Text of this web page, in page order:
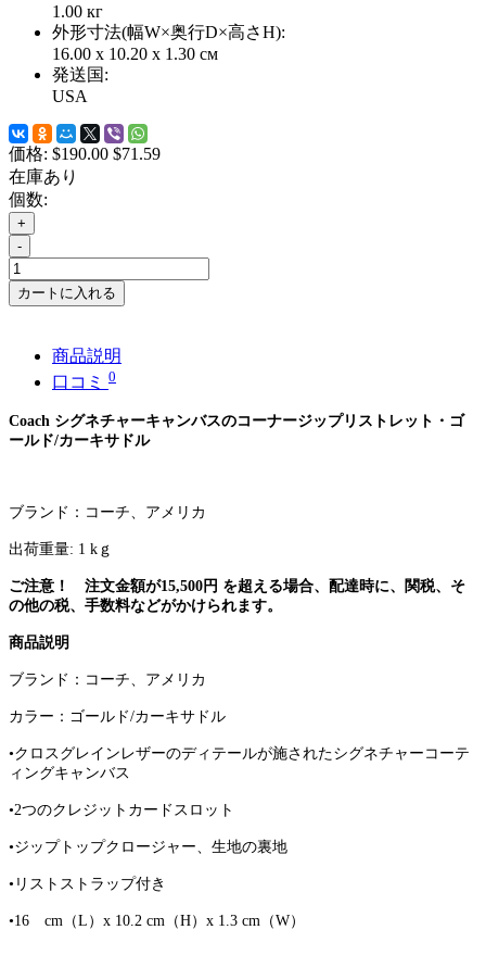
1.00 кг
外形寸法(幅W×奥行D×高さH):
16.00 x 10.20 x 1.30 см
発送国:
USA
価格: $190.00 $71.59
在庫あり
個数:
+
-
カートに入れる
商品説明
口コミ 0
Coach シグネチャーキャンバスのコーナージップリストレット・ゴ
ールド/カーキサドル
ブランド：コーチ、アメリカ
出荷重量: 1 k ｇ
ご注意！ 注文金額が15,500 円 を超える場合、配達時に、関税、そ
の他の税、手数料などがかけられます。
商品説明
ブランド：コーチ、アメリカ
カラー：ゴールド/カーキサドル
•クロスグレインレザーのディテールが施されたシグネチャーコーテ
ィングキャンバス
•2つのクレジットカードスロット
•ジップトップクロージャー、生地の裏地
•リストストラップ付き
•16 cm （L ） x 10.2 cm （H） x 1.3 cm （W）